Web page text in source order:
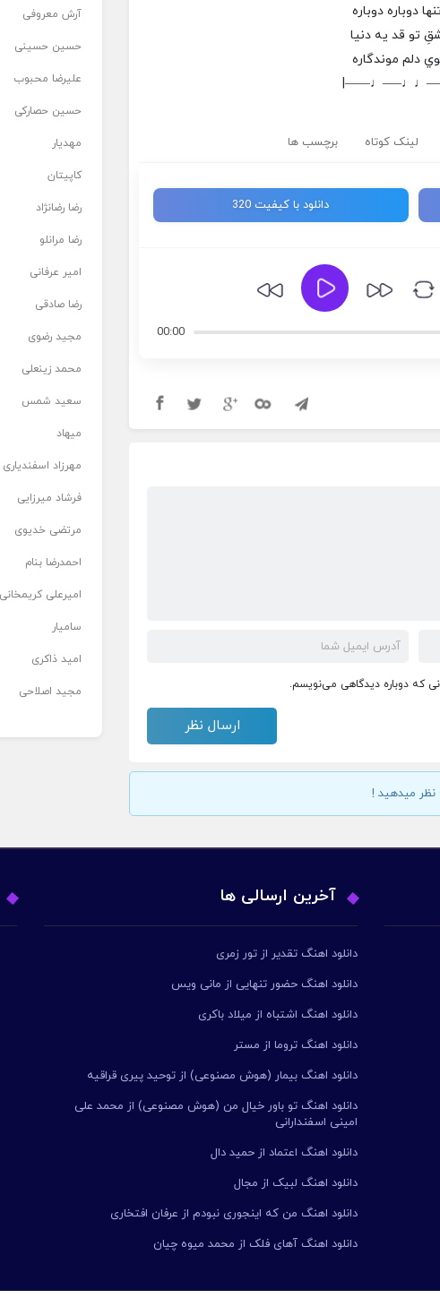
دوباره دوباره
تو قد يه دنيا
دلم موندگاره
لینک کوتاه برچسب ها
دانلود با کیفیت 320
00:00
که دوباره دیدگاهی می‌نویسم.
میدهید !
آرش معروفی
حسین حسینی
علیرضا محبوب
حسین حصارکی
مهدیار
کاپیتان
رضا رضانژاد
رضا مرانلو
امیر عرفانی
رضا صادقی
مجید رضوی
محمد زینعلی
سعید شمس
میهاد
مهرزاد اسفندیاری
فرشاد میرزایی
مرتضی خدیوی
احمدرضا بنام
امیرعلی کریمخانی
سامیار
امید ذاکری
مجید اصلاحی
آخرین ارسالی ها
دانلود اهنگ تقدیر از تور زمری
دانلود اهنگ حضور تنهایی از مانی ویس
دانلود اهنگ اشتباه از میلاد باکری
دانلود اهنگ تروما از مستر
دانلود اهنگ بیمار (هوش مصنوعی) از توحید پیری قراقیه
دانلود اهنگ تو باور خیال من (هوش مصنوعی) از محمد علی
امینی اسفندارانی
دانلود اهنگ اعتماد از حمید دال
دانلود اهنگ لبیک از مجال
دانلود اهنگ من که اینجوری نبودم از عرفان افتخاری
دانلود اهنگ آهای فلک از محمد میوه چیان